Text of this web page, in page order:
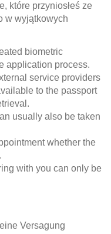
które przyniosłeś ze
w wyjątkowych
biometric
application process.
service providers
to the passport
usually also be taken
whether the
with you can only be
Versagung